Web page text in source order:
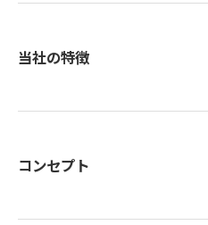
当社の特徴
コンセプト